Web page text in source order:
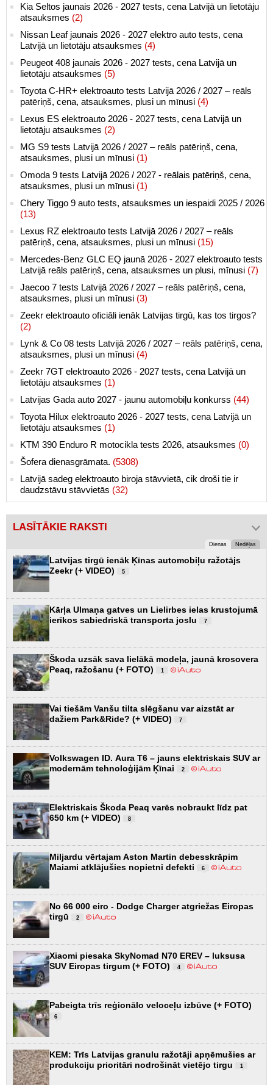
Kia Seltos jaunais 2026 - 2027 tests, cena Latvijā un lietotāju
atsauksmes (2)
Nissan Leaf jaunais 2026 - 2027 elektro auto tests, cena
Latvijā un lietotāju atsauksmes (4)
Peugeot 408 jaunais 2026 - 2027 tests, cena Latvijā un
lietotāju atsauksmes (5)
Toyota C-HR+ elektroauto tests Latvijā 2026 / 2027 – reāls
patēriņš, cena, atsauksmes, plusi un mīnusi (4)
Lexus ES elektroauto 2026 - 2027 tests, cena Latvijā un
lietotāju atsauksmes (2)
MG S9 tests Latvijā 2026 / 2027 – reāls patēriņš, cena,
atsauksmes, plusi un mīnusi (1)
Omoda 9 tests Latvijā 2026 / 2027 - reālais patēriņš, cena,
atsauksmes, plusi un mīnusi (1)
Chery Tiggo 9 auto tests, atsauksmes un iespaidi 2025 / 2026
(13)
Lexus RZ elektroauto tests Latvijā 2026 / 2027 – reāls
patēriņš, cena, atsauksmes, plusi un mīnusi (15)
Mercedes-Benz GLC EQ jaunā 2026 - 2027 elektroauto tests
Latvijā reāls patēriņš, cena, atsauksmes un plusi, mīnusi (7)
Jaecoo 7 tests Latvijā 2026 / 2027 – reāls patēriņš, cena,
atsauksmes, plusi un mīnusi (3)
Zeekr elektroauto oficiāli ienāk Latvijas tirgū, kas tos tirgos?
(2)
Lynk & Co 08 tests Latvijā 2026 / 2027 – reāls patēriņš, cena,
atsauksmes, plusi un mīnusi (4)
Zeekr 7GT elektroauto 2026 - 2027 tests, cena Latvijā un
lietotāju atsauksmes (1)
Latvijas Gada auto 2027 - jaunu automobiļu konkurss (44)
Toyota Hilux elektroauto 2026 - 2027 tests, cena Latvijā un
lietotāju atsauksmes (1)
KTM 390 Enduro R motocikla tests 2026, atsauksmes (0)
Šofera dienasgrāmata. (5308)
Latvijā sadeg elektroauto biroja stāvvietā, cik droši tie ir
daudzstāvu stāvvietās (32)
LASĪTĀKIE RAKSTI
Dienas Nedēļas
Latvijas tirgū ienāk Ķīnas automobiļu ražotājs
Zeekr (+ VIDEO)
5
Kārļa Ulmaņa gatves un Lielirbes ielas krustojumā
ierīkos sabiedriskā transporta joslu
7
Škoda uzsāk sava lielākā modeļa, jaunā krosovera
Peaq, ražošanu (+ FOTO)
1
Vai tiešām Vanšu tilta slēgšanu var aizstāt ar
dažiem Park&Ride? (+ VIDEO)
7
Volkswagen ID. Aura T6 – jauns elektriskais SUV ar
modernām tehnoloģijām Ķīnai
2
Elektriskais Škoda Peaq varēs nobraukt līdz pat
650 km (+ VIDEO)
8
Miljardu vērtajam Aston Martin debesskrāpim
Maiami atklājušies nopietni defekti
6
No 66 000 eiro - Dodge Charger atgriežas Eiropas
tirgū
2
Xiaomi piesaka SkyNomad N70 EREV – luksusa
SUV Eiropas tirgum (+ FOTO)
4
Pabeigta trīs reģionālo veloceļu izbūve (+ FOTO)
6
KEM: Trīs Latvijas granulu ražotāji apņēmušies ar
produkciju prioritāri nodrošināt vietējo tirgu
1